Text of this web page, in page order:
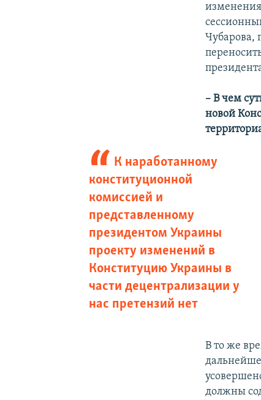
Чубарова,
– В чем
новой
К наработанному
конституционной
комиссией и
представленному
президентом Украины
проекту изменений в
Конституцию Украины в
части децентрализации у
нас претензий нет
В то же
должны